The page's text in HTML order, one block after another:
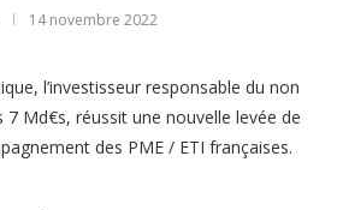
14 novembre 2022
l’investisseur responsable du non
Md€s, réussit une nouvelle levée de
des PME / ETI françaises.